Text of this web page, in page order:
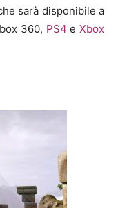
sarà disponibile a
360, PS4 eXbox